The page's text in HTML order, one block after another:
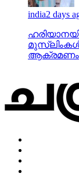
india2 days
ആക്രമണം